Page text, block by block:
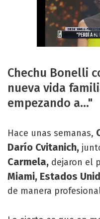
Chechu Bonelli
nueva vida
empezando a..."
Hace unas semanas,
Darío Cvitanich,
Carmela, dejaron el
Miami, Estados
de manera